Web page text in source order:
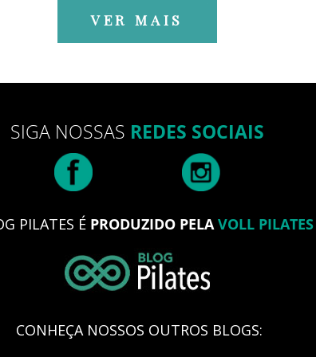
VER MAIS
SIGA NOSSAS REDES SOCIAIS
PILATES É PRODUZIDO PELAVOLL PILATES
CONHEÇA NOSSOS OUTROS BLOGS: